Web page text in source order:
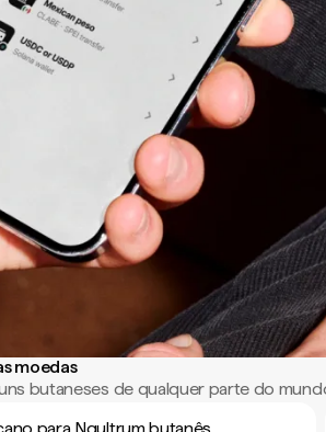
moedas
butaneses de qualquer parte do